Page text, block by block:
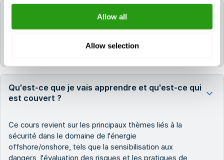
Allow all
Allow selection
Combien de temps faut-il pour terminer ?
En général, 3 à 4 heures de contenu d'apprentissage
Qu'est-ce que je vais apprendre et qu'est-ce qui
est couvert ?
Ce cours revient sur les principaux thèmes liés à la
sécurité dans le domaine de l'énergie
offshore/onshore, tels que la sensibilisation aux
dangers, l'évaluation des risques et les pratiques de